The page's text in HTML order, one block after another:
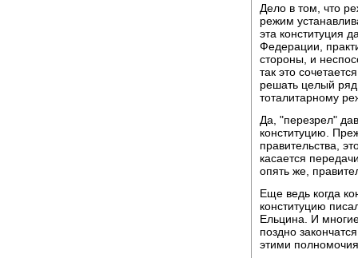
Дело в том, что
режим
эта конституция
Федерации,
стороны, и
так это
решать целый ряд
тоталитарному
Да, "перезрел"
конституцию.
правительства,
касается
опять же,
Еще ведь когда
конституцию
Ельцина. И
поздно
этими